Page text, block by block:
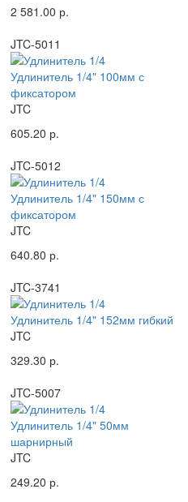
2 581.00 р.
JTC-5011
Удлинитель 1/4" 100мм с
фиксатором
JTC
605.20 р.
JTC-5012
Удлинитель 1/4" 150мм с
фиксатором
JTC
640.80 р.
JTC-3741
Удлинитель 1/4" 152мм гибкий
JTC
329.30 р.
JTC-5007
Удлинитель 1/4" 50мм
шарнирный
JTC
249.20 р.